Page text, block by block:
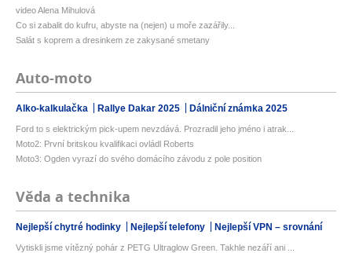
video Alena Mihulová
Co si zabalit do kufru, abyste na (nejen) u moře zazářily...
Salát s koprem a dresinkem ze zakysané smetany
Auto-moto
Alko-kalkulačka Rallye Dakar 2025 Dálniční známka 2025
Ford to s elektrickým pick-upem nevzdává. Prozradil jeho jméno i atrak...
Moto2: První britskou kvalifikaci ovládl Roberts
Moto3: Ogden vyrazí do svého domácího závodu z pole position
Věda a technika
Nejlepší chytré hodinky Nejlepší telefony Nejlepší VPN – srovnání
Vytiskli jsme vítězný pohár z PETG Ultraglow Green. Takhle nezáří ani ...